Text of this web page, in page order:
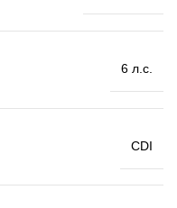
6 л.с.
CDI